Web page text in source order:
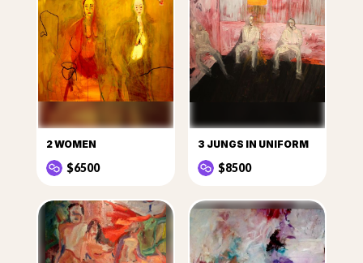
2 WOMEN
$6500
3 JUNGS IN UNIFORM
$8500